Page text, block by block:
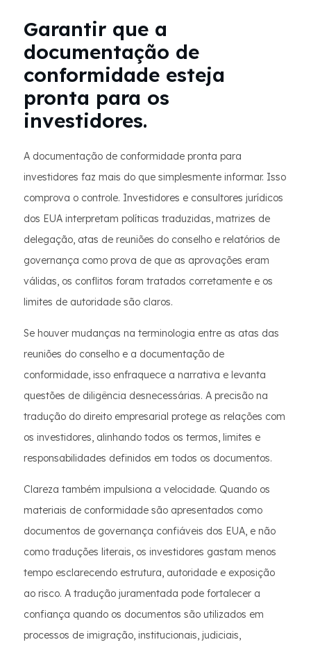
Garantir que a
documentação de
conformidade esteja
pronta para os
investidores.
A documentação de conformidade pronta para
investidores faz mais do que simplesmente informar. Isso
comprova o controle. Investidores e consultores jurídicos
dos EUA interpretam políticas traduzidas, matrizes de
delegação, atas de reuniões do conselho e relatórios de
governança como prova de que as aprovações eram
válidas, os conflitos foram tratados corretamente e os
limites de autoridade são claros.
Se houver mudanças na terminologia entre as atas das
reuniões do conselho e a documentação de
conformidade, isso enfraquece a narrativa e levanta
questões de diligência desnecessárias. A precisão na
tradução do direito empresarial protege as relações com
os investidores, alinhando todos os termos, limites e
responsabilidades definidos em todos os documentos.
Clareza também impulsiona a velocidade. Quando os
materiais de conformidade são apresentados como
documentos de governança confiáveis ​​dos EUA, e não
como traduções literais, os investidores gastam menos
tempo esclarecendo estrutura, autoridade e exposição
ao risco. A tradução juramentada pode fortalecer a
confiança quando os documentos são utilizados em
processos de imigração, institucionais, judiciais,